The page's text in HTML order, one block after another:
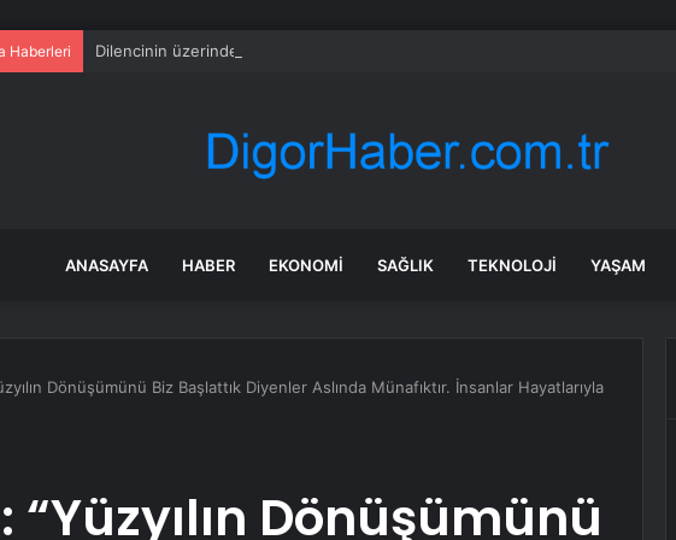
Haberleri Dilencinin üzerinden çıkan para şaşırttı
ANASAYFA HABER EKONOMI SAĞLIK TEKNOLOJI YAŞAM
Dönüşümünü Biz Başlattık Diyenler Aslında Münafıktır. İnsanlar Hayatlarıyla
Dönüşümünü